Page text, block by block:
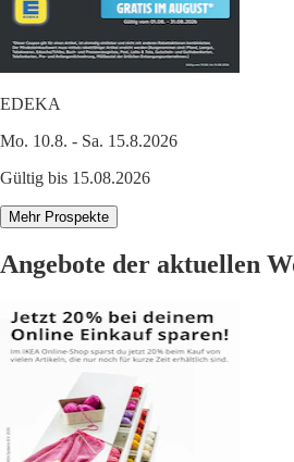
EDEKA
Mo. 10.8. - Sa. 15.8.2026
Gültig bis 15.08.2026
Mehr Prospekte
Angebote der aktuellen